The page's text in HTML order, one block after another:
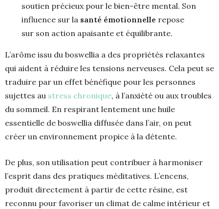
soutien précieux pour le bien-être mental. Son
influence sur la santé émotionnelle repose
sur son action apaisante et équilibrante.
L’arôme issu du boswellia a des propriétés relaxantes
qui aident à réduire les tensions nerveuses. Cela peut se
traduire par un effet bénéfique pour les personnes
sujettes au stress chronique, à l’anxiété ou aux troubles
du sommeil. En respirant lentement une huile
essentielle de boswellia diffusée dans l’air, on peut
créer un environnement propice à la détente.
De plus, son utilisation peut contribuer à harmoniser
l’esprit dans des pratiques méditatives. L’encens,
produit directement à partir de cette résine, est
reconnu pour favoriser un climat de calme intérieur et